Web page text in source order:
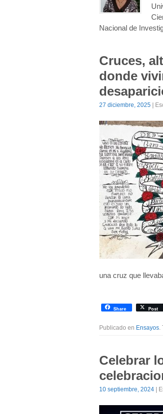
Nacional de
Cruces,
donde
27 diciembre, 2025 |
una cruz que
Share Post
Publicado en Ensayos.
Celebrar
10 septiembre, 2024 |